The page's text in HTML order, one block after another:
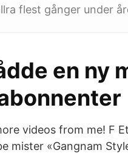
flest gånger under
en ny
videos from me! F
mister «Gangnam